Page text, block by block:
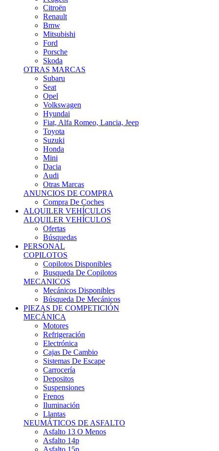
Citroën
Renault
Bmw
Mitsubishi
Ford
Porsche
Skoda
OTRAS MARCAS
Subaru
Seat
Opel
Volkswagen
Hyundai
Fiat, Alfa Romeo, Lancia, Jeep
Toyota
Suzuki
Honda
Mini
Dacia
Audi
Otras Marcas
ANUNCIOS DE COMPRA
Compra De Coches
ALQUILER VEHÍCULOS
ALQUILER VEHÍCULOS
Ofertas
Búsquedas
PERSONAL
COPILOTOS
Copilotos Disponibles
Busqueda De Copilotos
MECANICOS
Mecánicos Disponibles
Búsqueda De Mecánicos
PIEZAS DE COMPETICIÓN
MECÁNICA
Motores
Refrigeración
Electrónica
Cajas De Cambio
Sistemas De Escape
Carrocería
Depositos
Suspensiones
Frenos
Iluminación
Llantas
NEUMÁTICOS DE ASFALTO
Asfalto 13 O Menos
Asfalto 14p
Asfalto 15p